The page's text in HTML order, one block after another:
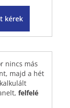
kérek
nincs más
majd a hét
felfelé